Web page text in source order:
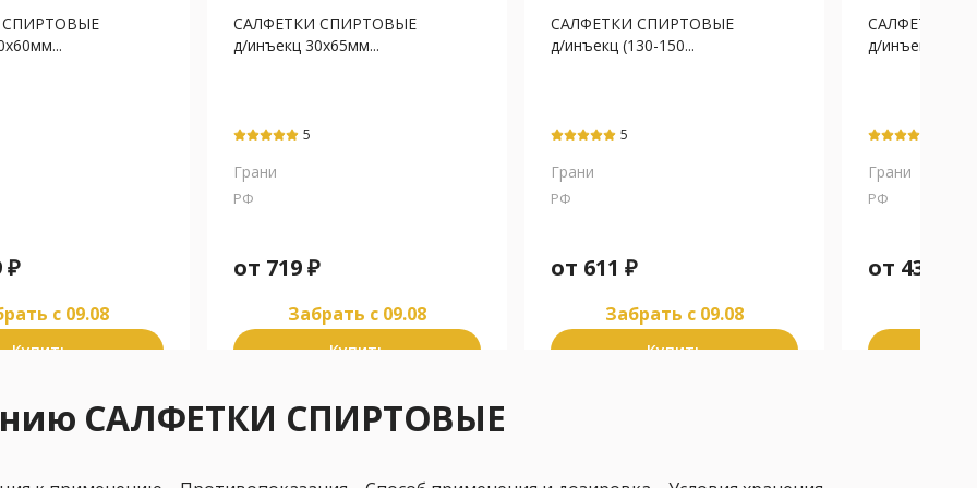
₽
c 09.08
Купить
САЛФЕТКИ СПИРТОВЫЕ
д/инъекц 30х65мм...
5
Грани
РФ
от 719₽
Забрать c 09.08
Купить
САЛФЕТКИ СПИРТОВЫЕ
д/инъекц (130-150...
5
Грани
РФ
от 611 ₽
Забрать c 09.08
Купить
САЛФЕТКИ
д/инъекц
Грани
РФ
от 436
САЛФЕТКИ СПИРТОВЫЕ